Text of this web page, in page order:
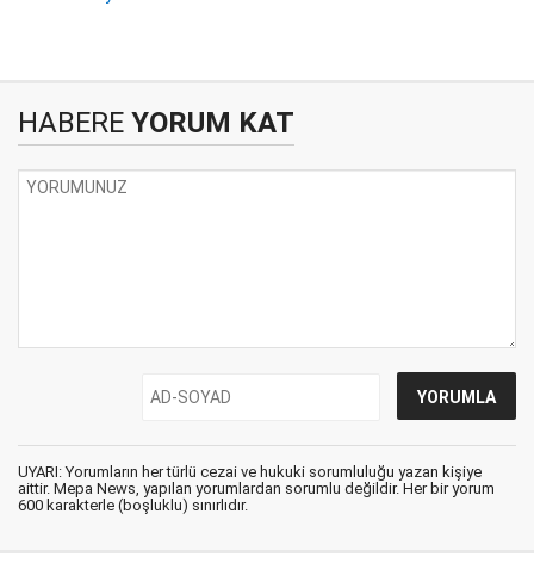
HABERE YORUM KAT
UYARI: Yorumların her türlü cezai ve hukuki sorumluluğu yazan kişiye
aittir. Mepa News, yapılan yorumlardan sorumlu değildir. Her bir yorum
600 karakterle (boşluklu) sınırlıdır.